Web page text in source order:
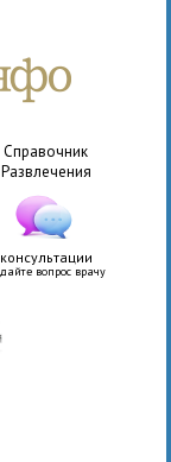
Справочник
Развлечения
консультации
вопрос врачу